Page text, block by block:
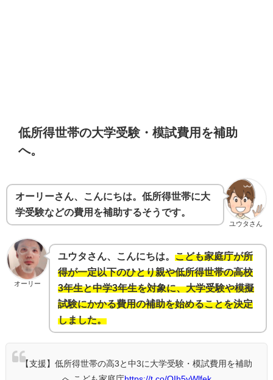
低所得世帯の大学受験・模試費用を補助
へ。
ユウタさん
オーリーさん、こんにちは。低所得世帯に大
学受験などの費用を補助するそうです。
オーリー
ユウタさん、こんにちは。 こども家庭庁が所
得が一定以下のひとり親や低所得世帯の高校
3年生と中学3年生を対象に、大学受験や模擬
試験にかかる費用の補助を始めることを決定
しました。
【支援】低所得世帯の高3と中3に大学受験・模試費用を補助